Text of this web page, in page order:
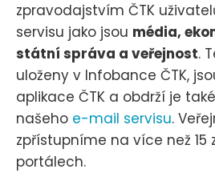
zpravodajstvím ČTK
servisu jako jsou média,
státní správa a veřejnost.
uloženy v Infobance ČTK,
aplikace ČTK a obdrží je
našeho e-mail servisu.
zpřístupníme na více než 15
portálech.